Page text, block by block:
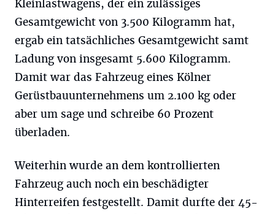
Kleinlastwagens, der ein zulässiges
Gesamtgewicht von 3.500 Kilogramm hat,
ergab ein tatsächliches Gesamtgewicht samt
Ladung von insgesamt 5.600 Kilogramm.
Damit war das Fahrzeug eines Kölner
Gerüstbauunternehmens um 2.100 kg oder
aber um sage und schreibe 60 Prozent
überladen.
Weiterhin wurde an dem kontrollierten
Fahrzeug auch noch ein beschädigter
Hinterreifen festgestellt. Damit durfte der 45-